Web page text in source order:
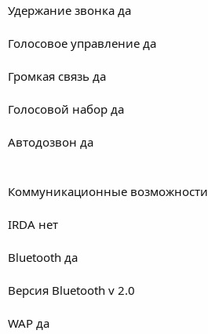
Удержание звонка да
Голосовое управление да
Громкая связь да
Голосовой набор да
Автодозвон да
Коммуникационные возможности
IRDA нет
Bluetooth да
Версия Bluetooth v 2.0
WAP да